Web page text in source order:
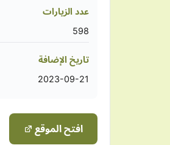
عدد الزيارات
598
تاريخ الإضافة
2023-09-21
افتح الموقع